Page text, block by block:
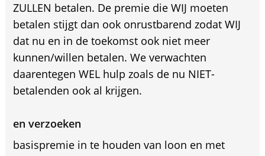
ZULLEN betalen. De premie die WIJ moeten
betalen stijgt dan ook onrustbarend zodat WIJ
dat nu en in de toekomst ook niet meer
kunnen/willen betalen. We verwachten
daarentegen WEL hulp zoals de nu NIET-
betalenden ook al krijgen.
en verzoeken
basispremie in te houden van loon en met